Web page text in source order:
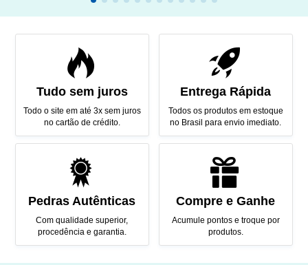
Tudo sem juros
Todo o site em até 3x sem juros
no cartão de crédito.
Entrega Rápida
Todos os produtos em estoque
no Brasil para envio imediato.
Pedras Autênticas
Com qualidade superior,
procedência e garantia.
Compre e Ganhe
Acumule pontos e troque por
produtos.